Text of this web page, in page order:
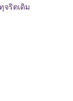
จริตเดิม